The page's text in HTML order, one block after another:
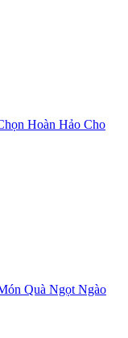
Hoàn Hảo Cho
Quà Ngọt Ngào